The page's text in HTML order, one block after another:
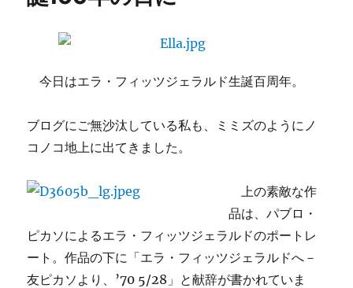
今日はエラ・フィッツジェラルド生誕百周年。
ブログにご無沙汰している私も、ミミズのようにノ
コノコ地上に出てきました。
上の素敵な作
品は、パブロ・
ピカソによるエラ・フィッツジェラルドのポートレ
ート。作品の下に「エラ・フィッツジェラルドへ－
友ピカソより、’70 5/28」と献辞が書かれていま